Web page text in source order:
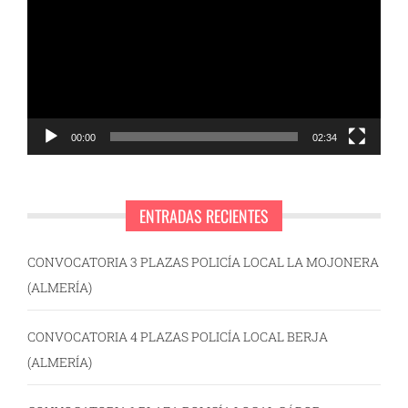
00:00 02:34
ENTRADAS RECIENTES
CONVOCATORIA 3 PLAZAS POLICÍA LOCAL LA MOJONERA
(ALMERÍA)
CONVOCATORIA 4 PLAZAS POLICÍA LOCAL BERJA
(ALMERÍA)